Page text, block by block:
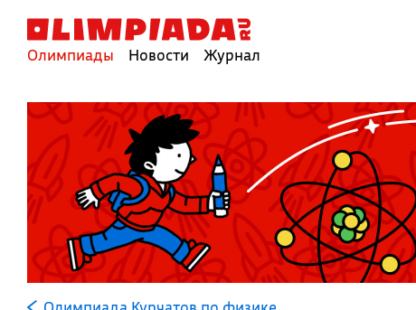
Олимпиады Новости Журнал